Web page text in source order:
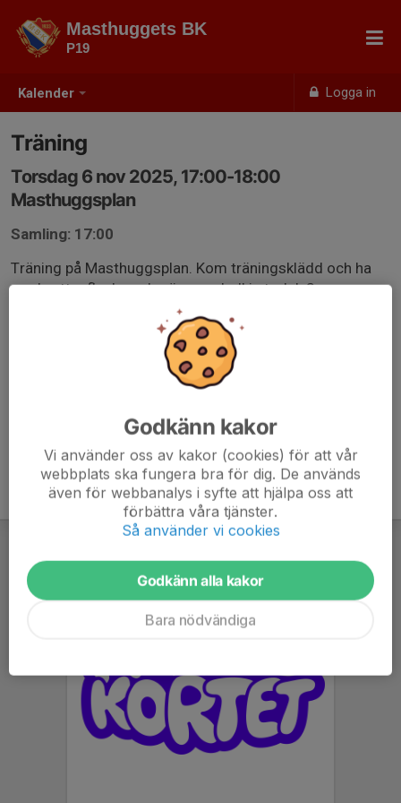
Kalender Logga in
Masthuggets BK
P19
Träning
Torsdag 6 nov 2025, 17:00-18:00
Masthuggsplan
Samling: 17:00
Träning på Masthuggsplan. Kom träningsklädd och ha
med vattenflaska och gärna en boll i storlek 3.
Godkänn kakor
Vi använder oss av kakor (cookies) för att vår
webbplats ska fungera bra för dig. De används
även för webbanalys i syfte att hjälpa oss att
förbättra våra tjänster.
Så använder vi cookies
Godkänn alla kakor
Bara nödvändiga